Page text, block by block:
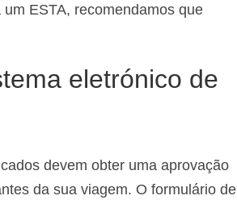
ESTA, recomendamos que
eletrónico de
devem obter uma aprovação
da sua viagem. O formulário de